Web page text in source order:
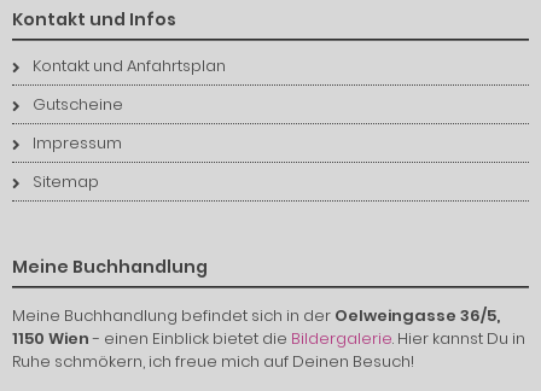
Kontakt und Infos
Kontakt und Anfahrtsplan
Gutscheine
Impressum
Sitemap
Meine Buchhandlung
Meine Buchhandlung befindet sich in der Oelweingasse 36/5,
1150 Wien- einen Einblick bietet die Bildergalerie. Hier kannst Du in
Ruhe schmökern, ich freue mich auf Deinen Besuch!